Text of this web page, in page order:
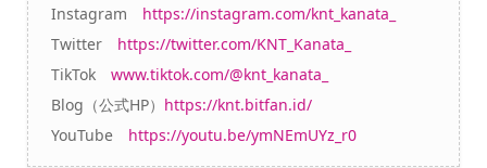
Instagram https://instagram.com/knt_kanata_
Twitter https://twitter.com/KNT_Kanata_
TikTok www.tiktok.com/@knt_kanata_
Blog（公式HP） https://knt.bitfan.id/
YouTube https://youtu.be/ymNEmUYz_r0